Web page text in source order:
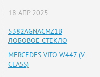
18 АПР 2025
5382AGNACMZ1B
ЛОБОВОЕ СТЕКЛО
MERCEDES VITO W447 (V-
CLASS)